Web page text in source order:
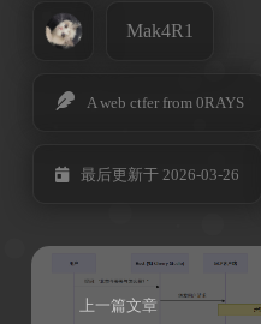
Mak4R1
A web ctfer from 0RAYS
最后更新于 2026-03-26
上一篇文章